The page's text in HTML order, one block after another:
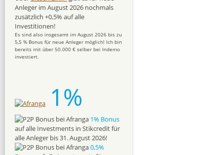
Anleger im August 2026 nochmals
zusätzlich +0,5% auf alle
Investitionen!
Es sind also insgesamt im August 2026 bis zu
5,5 % Bonus für neue Anleger möglich! Ich bin
bereits mit über 50.000 € selber bei Indemo
investiert.
1%
1% Bonus
auf alle Investments in Stikcredit für
alle Anleger bis 31. August 2026!
0,5%